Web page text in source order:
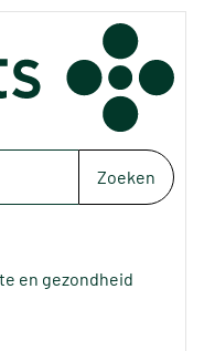
Zoeken
en gezondheid